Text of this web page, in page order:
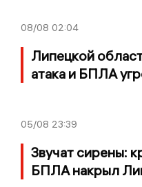
08/08 02:04
Липецкой
атака и БПЛА
05/08 23:39
Звучат сирены:
БПЛА накрыл